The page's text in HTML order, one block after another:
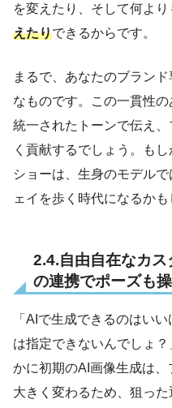
を変えたり、そして何より
えたりできるからです。
まるで、あなたのブラン
なものです。この一貫性
統一されたトーンで伝え
く貢献するでしょう。も
ショーは、生身のモデル
ェイを歩く時代になるかも
2.4.自由自在なカ
の連携でポーズも
「AIで生成できるのはい
は指定できないんでしょ
かに初期のAI画像生成は
大きく変わるため、狙っ